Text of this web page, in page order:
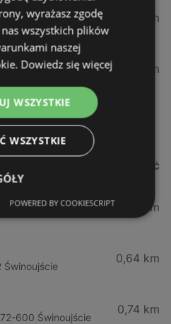
57,43 km
58,59 km
w pobliżu
ODLEGŁOŚĆ
0,23 km
0,64 km
72-600 Świnoujście
0,74 km
wyrażasz zgodę
wszystkich plików
naszej
Dowiedz się więcej
WSZYSTKIE
WSZYSTKIE
POWERED BY COOKIESCRIPT